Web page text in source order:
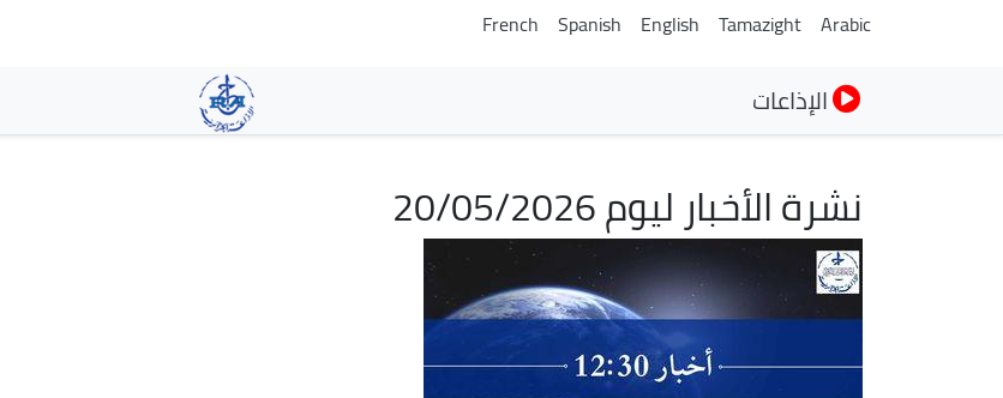
Arabic
Tamazight
English
Spanish
French
الإذاعات
نشرة الأخبار ليوم 20/05/2026
الصورة